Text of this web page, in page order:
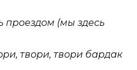
проездом (мы здесь
твори, твори бардак